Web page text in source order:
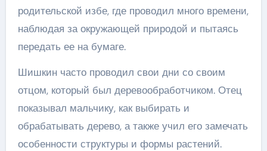
родительской избе, где проводил много времени,
наблюдая за окружающей природой и пытаясь
передать ее на бумаге.
Шишкин часто проводил свои дни со своим
отцом, который был деревообработчиком. Отец
показывал мальчику, как выбирать и
обрабатывать дерево, а также учил его замечать
особенности структуры и формы растений.